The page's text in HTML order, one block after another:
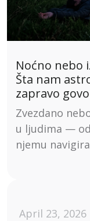
Noćno nebo
Šta nam
zapravo
Zvezdano
u ljudima —
njemu
April 23, 2026